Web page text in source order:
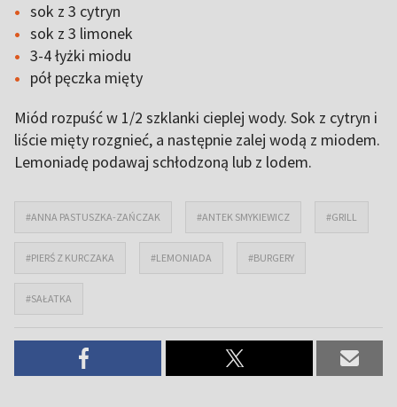
sok z 3 cytryn
sok z 3 limonek
3-4 łyżki miodu
pół pęczka mięty
Miód rozpuść w 1/2 szklanki cieplej wody. Sok z cytryn i
liście mięty rozgnieć, a następnie zalej wodą z miodem.
Lemoniadę podawaj schłodzoną lub z lodem.
#ANNA PASTUSZKA-ZAŃCZAK #ANTEK SMYKIEWICZ #GRILL
#PIERŚ Z KURCZAKA #LEMONIADA #BURGERY
#SAŁATKA